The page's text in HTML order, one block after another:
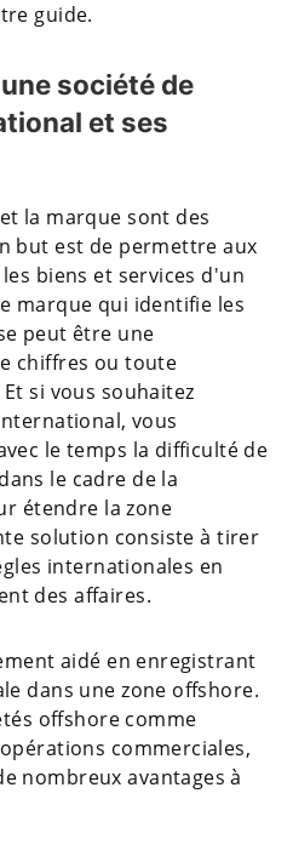
guide.
société de
et ses
la marque sont des
but est de permettre aux
biens et services d'un
marque qui identifie les
peut être une
chiffres ou toute
si vous souhaitez
vous
le temps la difficulté de
le cadre de la
étendre la zone
solution consiste à tirer
internationales en
des affaires.
aidé en enregistrant
dans une zone offshore.
offshore comme
commerciales,
nombreux avantages à